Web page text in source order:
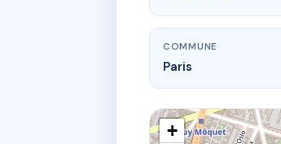
COMMUNE
Paris
+